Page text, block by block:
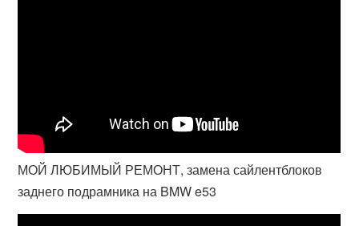
МОЙ ЛЮБИМЫЙ РЕМОНТ, замена сайлентблоков
заднего подрамника на BMW e53